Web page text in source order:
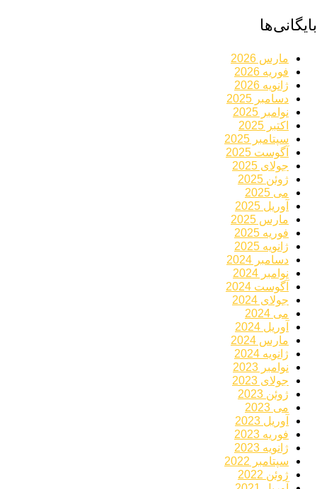
بایگانی‌ها
مارس 2026
فوریه 2026
ژانویه 2026
دسامبر 2025
نوامبر 2025
اکتبر 2025
سپتامبر 2025
آگوست 2025
جولای 2025
ژوئن 2025
می 2025
آوریل 2025
مارس 2025
فوریه 2025
ژانویه 2025
دسامبر 2024
نوامبر 2024
آگوست 2024
جولای 2024
می 2024
آوریل 2024
مارس 2024
ژانویه 2024
نوامبر 2023
جولای 2023
ژوئن 2023
می 2023
آوریل 2023
فوریه 2023
ژانویه 2023
سپتامبر 2022
ژوئن 2022